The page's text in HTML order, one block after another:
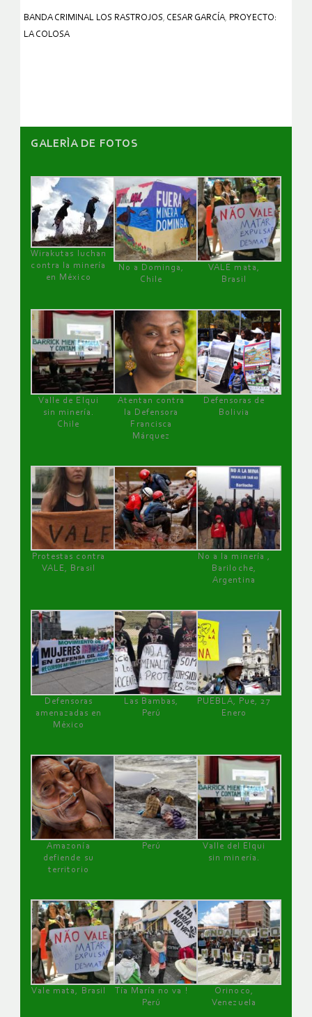
BANDA CRIMINAL LOS RASTROJOS, CESAR GARCÍA, PROYECTO:
LA COLOSA
GALERÌA DE FOTOS
Wirakutas luchan
contra la minería
en México
No a Dominga,
Chile
VALE mata,
Brasil
Valle de Elqui
sin minería.
Chile
Atentan contra
la Defensora
Francisca
Márquez
Defensoras de
Bolivia
Protestas contra
VALE, Brasil
No a la minería ,
Bariloche,
Argentina
Defensoras
amenazadas en
México
Las Bambas,
Perú
PUEBLA, Pue, 27
Enero
Amazonía
defiende su
territorio
Perú
Valle del Elqui
sin minería.
Vale mata, Brasil
Tía María no va !
Perú
Orinoco,
Venezuela